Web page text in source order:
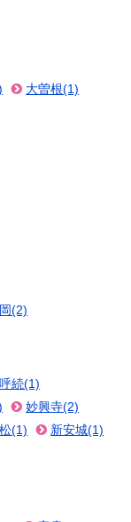
大曽根(1)
(2)
呼続(1)
妙興寺(2)
(1)
新安城(1)